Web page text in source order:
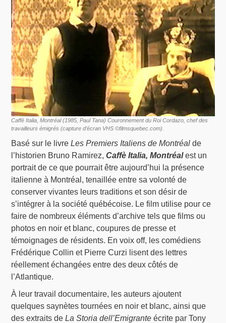
Caffè Italia, Montréal(1985, Paul Tana) Couronnement du Roi Cordazo, chef des
travailleurs émigrés (capture d’écran VHS ©filmsquebec.com).
Basé sur le livreLes Premiers Italiens de Montréal de
l’historien Bruno Ramirez,Caffè Italia, Montréalest un
portrait de ce que pourrait être aujourd’hui la présence
italienne à Montréal, tenaillée entre sa volonté de
conserver vivantes leurs traditions et son désir de
s’intégrer à la société québécoise. Le film utilise pour ce
faire de nombreux éléments d’archive tels que films ou
photos en noir et blanc, coupures de presse et
témoignages de résidents. En voix off, les comédiens
Frédérique Collin et Pierre Curzi lisent des lettres
réellement échangées entre des deux côtés de
l’Atlantique.
À leur travail documentaire, les auteurs ajoutent
quelques saynètes tournées en noir et blanc, ainsi que
des extraits deLa Storia dell’Emigrante écrite par Tony